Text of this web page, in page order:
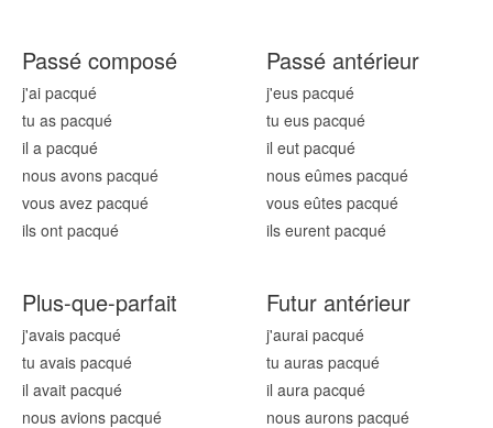
Passé composé
j'ai pacqué
tu as pacqué
il a pacqué
nous avons pacqué
vous avez pacqué
ils ont pacqué
Passé antérieur
j'eus pacqué
tu eus pacqué
il eut pacqué
nous eûmes pacqué
vous eûtes pacqué
ils eurent pacqué
Plus-que-parfait
j'avais pacqué
tu avais pacqué
il avait pacqué
nous avions pacqué
Futur antérieur
j'aurai pacqué
tu auras pacqué
il aura pacqué
nous aurons pacqué